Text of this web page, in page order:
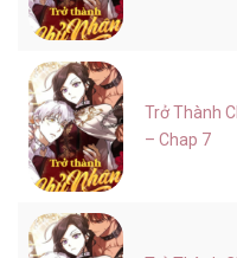
Trở Thành
– Chap 7